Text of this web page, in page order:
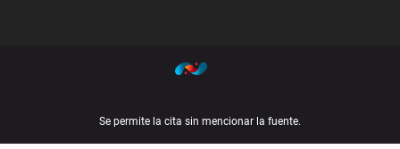
Se permite la cita sin mencionar la fuente.